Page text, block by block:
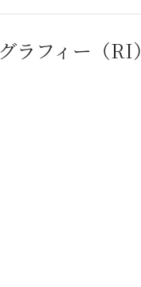
ラフィー（RI）